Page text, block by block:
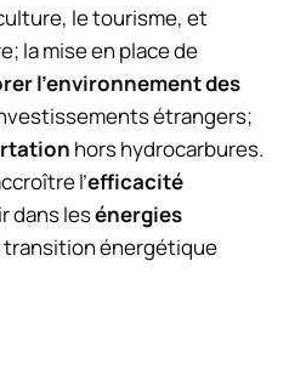
le tourisme, et
la mise en place de
l’environnement des
étrangers;
hors hydrocarbures.
l’efficacité
dans lesénergies
transition énergétique